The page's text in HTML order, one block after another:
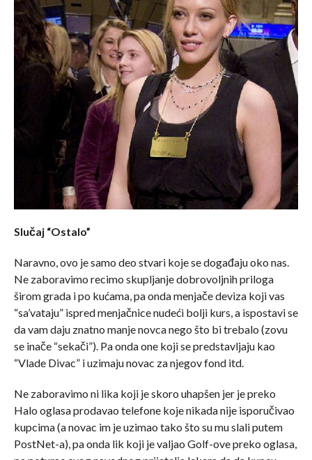
Slučaj “Ostalo”
Naravno, ovo je samo deo stvari koje se događaju oko nas.
Ne zaboravimo recimo skupljanje dobrovoljnih priloga
širom grada i po kućama, pa onda menjače deviza koji vas
“sa’vataju” ispred menjačnice nudeći bolji kurs, a ispostavi se
da vam daju znatno manje novca nego što bi trebalo (zovu
se inače “sekači”). Pa onda one koji se predstavljaju kao
“Vlade Divac” i uzimaju novac za njegov fond itd.
Ne zaboravimo ni lika koji je skoro uhapšen jer je preko
Halo oglasa prodavao telefone koje nikada nije isporučivao
kupcima (a novac im je uzimao tako što su mu slali putem
PostNet-a), pa onda lik koji je valjao Golf-ove preko oglasa,